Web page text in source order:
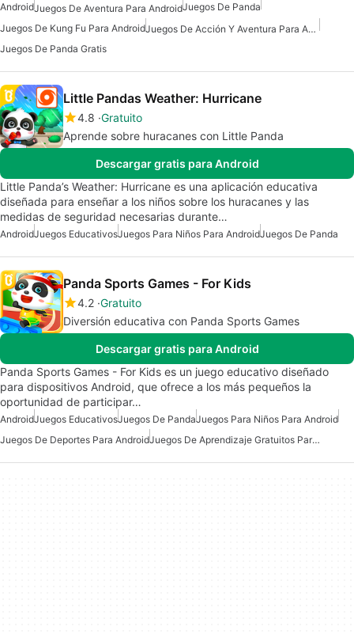
AndroidJuegos De Aventura Para AndroidJuegos De Panda
Juegos De Kung Fu Para Android
Juegos De Acción Y Aventura Para Android
Juegos De Panda Gratis
Little Pandas Weather: Hurricane
4.8 Gratuito
Aprende sobre huracanes con Little Panda
Descargar gratis para Android
Little Panda’s Weather: Hurricane es una aplicación educativa
diseñada para enseñar a los niños sobre los huracanes y las
medidas de seguridad necesarias durante…
AndroidJuegos EducativosJuegos Para Niños Para AndroidJuegos De Panda
Panda Sports Games - For Kids
4.2 Gratuito
Diversión educativa con Panda Sports Games
Descargar gratis para Android
Panda Sports Games - For Kids es un juego educativo diseñado
para dispositivos Android, que ofrece a los más pequeños la
oportunidad de participar…
AndroidJuegos EducativosJuegos De PandaJuegos Para Niños Para Android
Juegos De Deportes Para Android
Juegos De Aprendizaje Gratuitos Para Android